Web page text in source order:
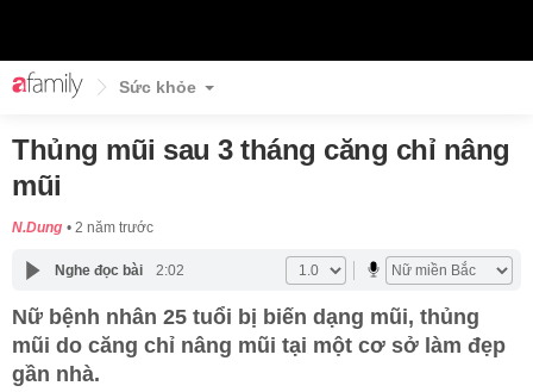
Sức khỏe
Thủng mũi sau 3 tháng căng chỉ nâng
mũi
N.Dung 2 năm trước
Nghe đọc bài 2:02
Nữ bệnh nhân 25 tuổi bị biến dạng mũi, thủng
mũi do căng chỉ nâng mũi tại một cơ sở làm đẹp
gần nhà.